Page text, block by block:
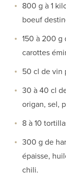
800 g à 1
boeuf
150 à 200 g
carottes
50 cl de vin
30 à 40 cl
origan, sel,
8 à 10
300 g de
épaisse,
chili.